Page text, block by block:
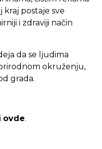
postaje sve
i zdraviji način
da se ljudima
okruženju,
grada.
ovde.